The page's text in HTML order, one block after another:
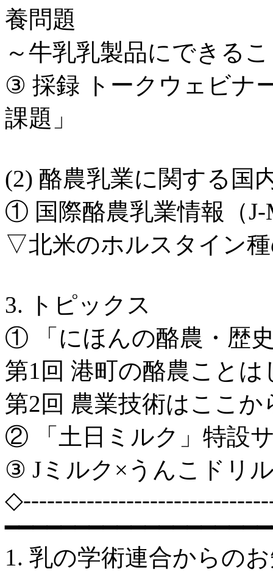
養問題
～牛乳乳製品にできる
③ 採録 トークウェビナ
課題」
(2) 酪農乳業に関する国
① 国際酪農乳業情報（
▽北米のホルスタイン
3. トピックス
① 「にほんの酪農・歴
第1回 港町の酪農ことは
第2回 農業技術はここか
② 「土日ミルク」特設
③ Jミルク×うんこドリ
1. 乳の学術連合からの